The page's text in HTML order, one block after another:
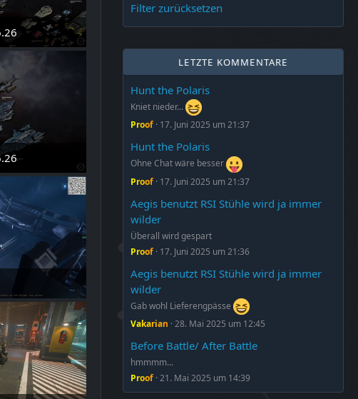
00:24
Filter zurücksetzen
LETZTE KOMMENTARE
Hunt the Polaris
Kniet nieder...
Proof 17. Juni 2025 um 21:37
Hunt the Polaris
Ohne Chat wäre besser
Proof 17. Juni 2025 um 21:37
Aegis benutzt RSI Stühle wird ja immer
wilder
Überall wird gespart
Proof 17. Juni 2025 um 21:36
Aegis benutzt RSI Stühle wird ja immer
wilder
Gab wohl Lieferengpässe
Vakarian 28. Mai 2025 um 12:45
Before Battle/ After Battle
hmmmm...
Proof 21. Mai 2025 um 14:39